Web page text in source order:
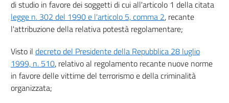
di studio in favore dei soggetti di cui all'articolo 1 della citata
legge n. 302 del 1990 e l'articolo 5, comma 2, recante
l'attribuzione della relativa potestà regolamentare;
Visto il decreto del Presidente della Repubblica 28 luglio
1999, n. 510, relativo al regolamento recante nuove norme
in favore delle vittime del terrorismo e della criminalità
organizzata;